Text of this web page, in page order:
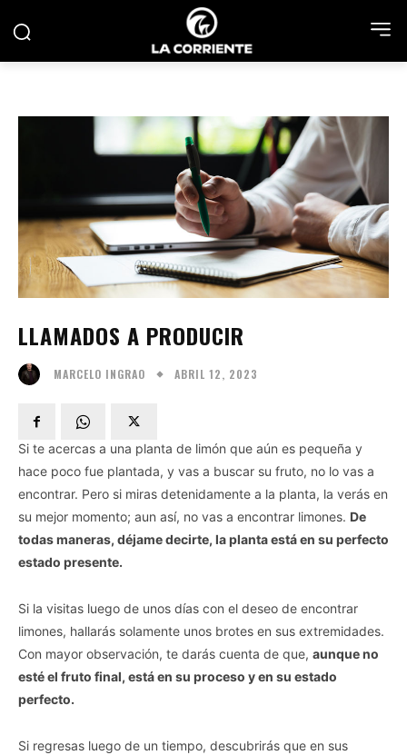
LLAMADOS A PRODUCIR
MARCELO INGRAO ABRIL 12, 2023
Si te acercas a una planta de limón que aún es pequeña y
hace poco fue plantada, y vas a buscar su fruto, no lo vas a
encontrar. Pero si miras detenidamente a la planta, la verás en
su mejor momento; aun así, no vas a encontrar limones. De
todas maneras, déjame decirte, la planta está en su perfecto
estado presente.
Si la visitas luego de unos días con el deseo de encontrar
limones, hallarás solamente unos brotes en sus extremidades.
Con mayor observación, te darás cuenta de que, aunque no
esté el fruto final, está en su proceso y en su estado
perfecto.
Si regresas luego de un tiempo, descubrirás que en sus